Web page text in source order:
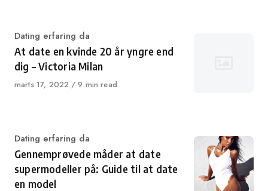
Category
Dating erfaring da
At date en kvinde 20 år yngre end
dig – Victoria Milan
Published
marts 17, 2022 9 min read
Category
Dating erfaring da
Gennemprøvede måder at date
supermodeller på: Guide til at date
en model